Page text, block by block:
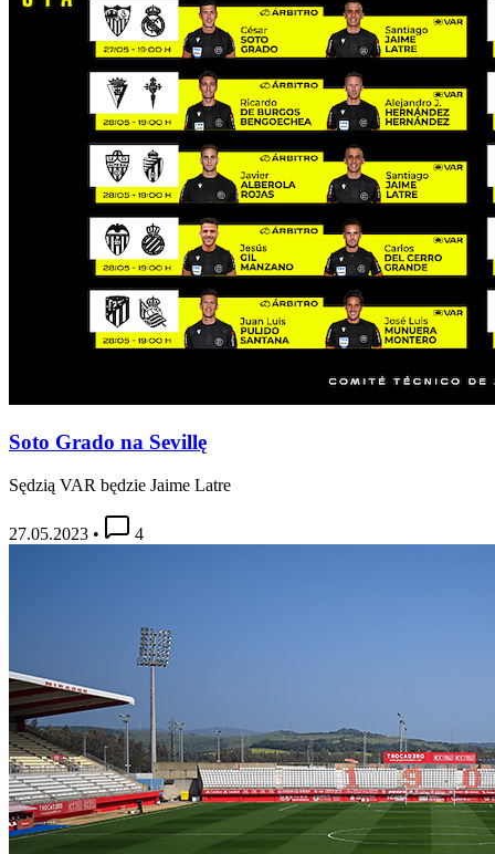
Soto Grado na Sevillę
Sędzią VAR będzie Jaime Latre
27.05.2023 • 4